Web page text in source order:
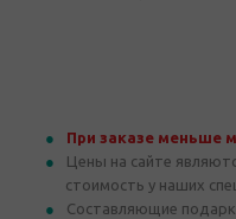
При заказе меньше
Цены на сайте
стоимость у наших
Составляющие